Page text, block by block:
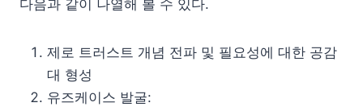
다음과 같이 나열해 볼 수 있다.
제로 트러스트 개념 전파 및 필요성에 대한 공감
대 형성
유즈케이스 발굴: